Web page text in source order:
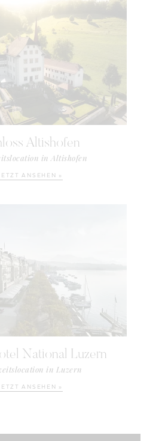
Altishofen
in Altishofen
ANSEHEN »
National Luzern
in Luzern
ANSEHEN »